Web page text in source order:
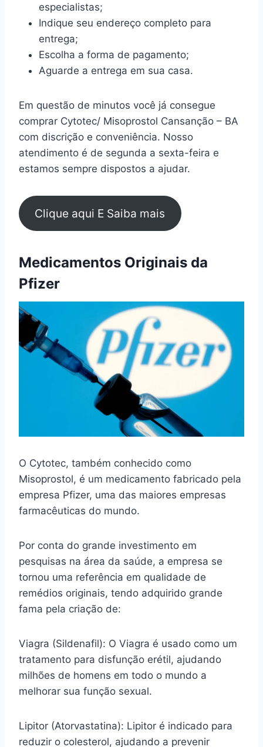
especialistas;
Indique seu endereço completo para
entrega;
Escolha a forma de pagamento;
Aguarde a entrega em sua casa.
Em questão de minutos você já consegue
comprar Cytotec/ Misoprostol Cansanção – BA
com discrição e conveniência. Nosso
atendimento é de segunda a sexta-feira e
estamos sempre dispostos a ajudar.
Clique aqui E Saiba mais
Medicamentos Originais da
Pfizer
O Cytotec, também conhecido como
Misoprostol, é um medicamento fabricado pela
empresa Pfizer, uma das maiores empresas
farmacêuticas do mundo.
Por conta do grande investimento em
pesquisas na área da saúde, a empresa se
tornou uma referência em qualidade de
remédios originais, tendo adquirido grande
fama pela criação de:
Viagra (Sildenafil): O Viagra é usado como um
tratamento para disfunção erétil, ajudando
milhões de homens em todo o mundo a
melhorar sua função sexual.
Lipitor (Atorvastatina): Lipitor é indicado para
reduzir o colesterol, ajudando a prevenir